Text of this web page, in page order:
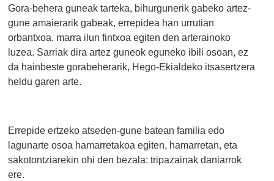
Gora-behera guneak tarteka, bihurgunerik gabeko artez-
gune amaierarik gabeak, errepidea han urrutian
orbantxoa, marra ilun fintxoa egiten den arterainoko
luzea. Sarriak dira artez guneok eguneko ibili osoan, ez
da hainbeste gorabeherarik, Hego-Ekialdeko itsasertzera
heldu garen arte.
Errepide ertzeko atseden-gune batean familia edo
lagunarte osoa hamarretakoa egiten, hamarretan, eta
sakotontziarekin ohi den bezala: tripazainak daniarrok
ere.